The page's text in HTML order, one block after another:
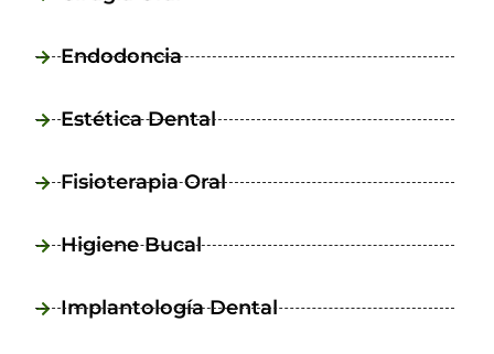
Endodoncia
Estética Dental
Fisioterapia Oral
Higiene Bucal
Implantología Dental